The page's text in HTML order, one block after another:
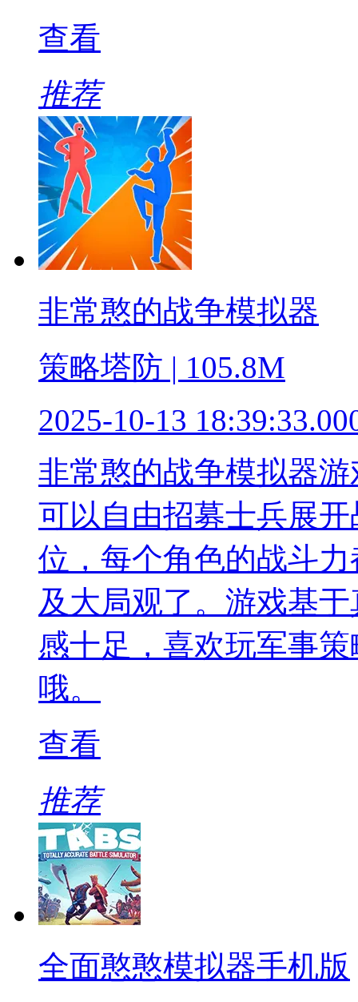
查看
推荐
非常憨的战争模拟器
策略塔防 | 105.8M
2025-10-13
非常憨的战争模拟器
可以自由招募士兵展
位，每个角色的战斗
及大局观了。游戏基
感十足，喜欢玩军事
哦。
查看
推荐
全面憨憨模拟器手机版